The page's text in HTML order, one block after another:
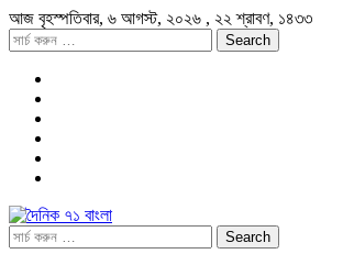
আজ বৃহস্পতিবার, ৬ আগস্ট, ২০২৬ , ২২ শ্রাবণ, ১৪৩৩